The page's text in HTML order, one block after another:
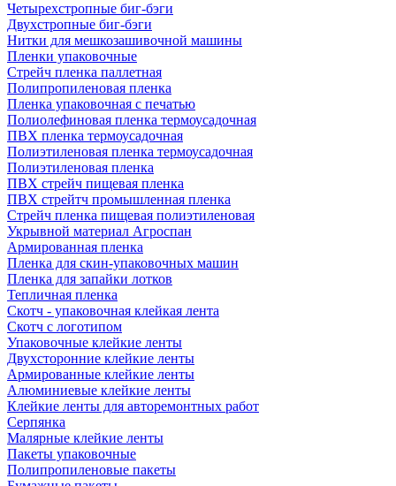
Четырехстропные биг-бэги
Двухстропные биг-бэги
Нитки для мешкозашивочной машины
Пленки упаковочные
Стрейч пленка паллетная
Полипропиленовая пленка
Пленка упаковочная с печатью
Полиолефиновая пленка термоусадочная
ПВХ пленка термоусадочная
Полиэтиленовая пленка термоусадочная
Полиэтиленовая пленка
ПВХ стрейч пищевая пленка
ПВХ стрейтч промышленная пленка
Стрейч пленка пищевая полиэтиленовая
Укрывной материал Агроспан
Армированная пленка
Пленка для скин-упаковочных машин
Пленка для запайки лотков
Тепличная пленка
Скотч - упаковочная клейкая лента
Скотч с логотипом
Упаковочные клейкие ленты
Двухсторонние клейкие ленты
Армированные клейкие ленты
Алюминиевые клейкие ленты
Клейкие ленты для авторемонтных работ
Серпянка
Малярные клейкие ленты
Пакеты упаковочные
Полипропиленовые пакеты